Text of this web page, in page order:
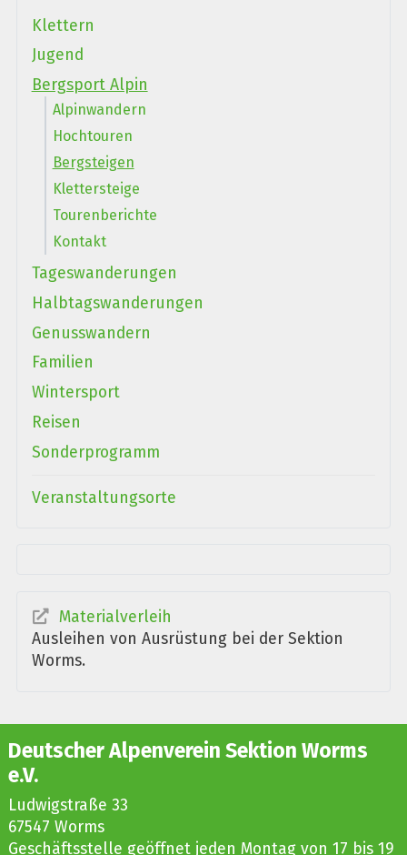
Klettern
Jugend
Bergsport Alpin
Alpinwandern
Hochtouren
Bergsteigen
Klettersteige
Tourenberichte
Kontakt
Tageswanderungen
Halbtagswanderungen
Genusswandern
Familien
Wintersport
Reisen
Sonderprogramm
Veranstaltungsorte
Materialverleih
Ausleihen von Ausrüstung bei der Sektion
Worms.
Deutscher Alpenverein Sektion Worms
e.V.
Ludwigstraße 33
67547 Worms
Geschäftsstelle geöffnet jeden Montag von 17 bis 19